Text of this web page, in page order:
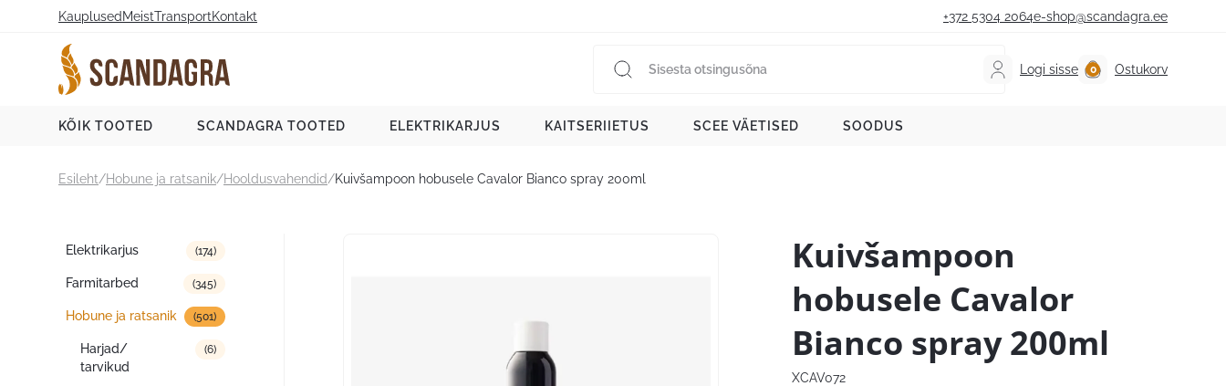
Kauplused MeistTransportKontakt +372 5304 2064e-shop@scandagra.ee
Logi sisse Ostukorv
KÕIK TOOTED SCANDAGRA TOOTED ELEKTRIKARJUS KAITSERIIETUS SCEE VÄETISED SOODUS
Esileht/Hobune ja ratsanik/Hooldusvahendid/Kuivšampoon hobusele Cavalor Bianco spray 200ml
Tootekategooriad
Elektrikarjus (174)
Farmitarbed (345)
Hobune ja ratsanik (501)
Harjad/
tarvikud
(6)
Kuivšampoon
hobusele Cavalor
Bianco spray 200ml
XCAV072